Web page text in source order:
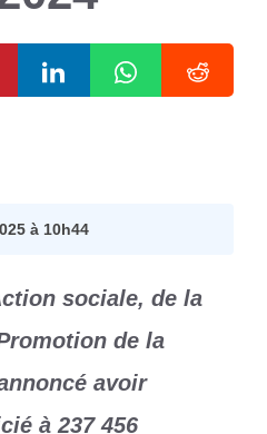
à 10h44
sociale, de la
de la
avoir
à 237 456